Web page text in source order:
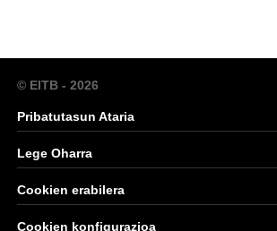
© EITB - 2026
Pribatutasun Ataria
Lege Oharra
Cookien erabilera
Cookien konfigurazioa